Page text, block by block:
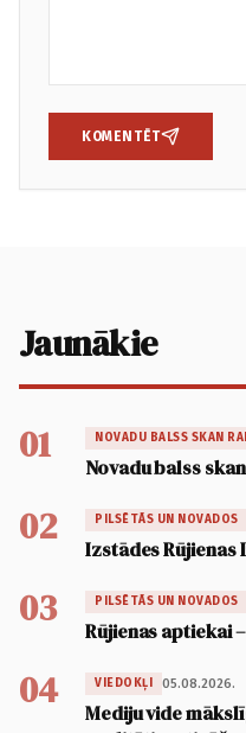
KOMENTĒT
Jaunākie
01 NOVADU BALSS SKAN
Novadu balss
02 PILSĒTĀS UN NOVADOS
Izstādes Rūjienas
03 PILSĒTĀS UN NOVADOS
Rūjienas aptiekai –
04 VIEDOKĻI 05.08.2026.
Mediju vide